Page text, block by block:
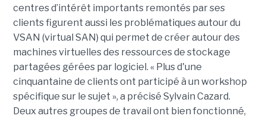
centres d’intérêt importants remontés par ses
clients figurent aussi les problématiques autour du
VSAN (virtual SAN) qui permet de créer autour des
machines virtuelles des ressources de stockage
partagées gérées par logiciel. « Plus d'une
cinquantaine de clients ont participé à un workshop
spécifique sur le sujet », a précisé Sylvain Cazard.
Deux autres groupes de travail ont bien fonctionné,